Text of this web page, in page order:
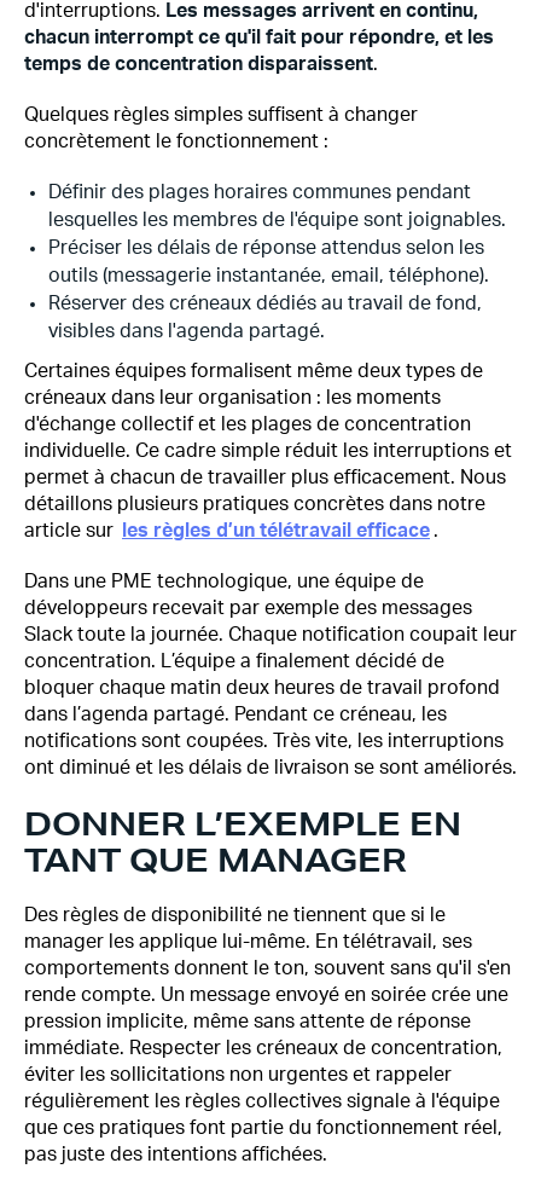
d'interruptions. Les messages arrivent en continu,
chacun interrompt ce qu'il fait pour répondre, et les
temps de concentration disparaissent.
Quelques règles simples suffisent à changer
concrètement le fonctionnement :
Définir des plages horaires communes pendant
lesquelles les membres de l'équipe sont joignables.
Préciser les délais de réponse attendus selon les
outils (messagerie instantanée, email, téléphone).
Réserver des créneaux dédiés au travail de fond,
visibles dans l'agenda partagé.
Certaines équipes formalisent même deux types de
créneaux dans leur organisation : les moments
d'échange collectif et les plages de concentration
individuelle. Ce cadre simple réduit les interruptions et
permet à chacun de travailler plus efficacement. Nous
détaillons plusieurs pratiques concrètes dans notre
article sur
les règles d’un télétravail efficace .
Dans une PME technologique, une équipe de
développeurs recevait par exemple des messages
Slack toute la journée. Chaque notification coupait leur
concentration. L’équipe a finalement décidé de
bloquer chaque matin deux heures de travail profond
dans l’agenda partagé. Pendant ce créneau, les
notifications sont coupées. Très vite, les interruptions
ont diminué et les délais de livraison se sont améliorés.
DONNER L’EXEMPLE EN
TANT QUE MANAGER
Des règles de disponibilité ne tiennent que si le
manager les applique lui-même. En télétravail, ses
comportements donnent le ton, souvent sans qu'il s'en
rende compte. Un message envoyé en soirée crée une
pression implicite, même sans attente de réponse
immédiate. Respecter les créneaux de concentration,
éviter les sollicitations non urgentes et rappeler
régulièrement les règles collectives signale à l'équipe
que ces pratiques font partie du fonctionnement réel,
pas juste des intentions affichées.